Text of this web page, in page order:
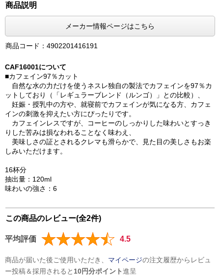
商品説明
メーカー情報ページはこちら
商品コード：4902201416191
CAF16001について
■カフェイン97％カット
自然な水の力だけを使うネスレ独自の製法でカフェインを97％カ
ットしており（「レギュラーブレンド（ルンゴ）」との比較）、
妊娠・授乳中の方や、就寝前でカフェインが気になる方、カフェ
インの刺激を抑えたい方にぴったりです。
カフェインレスですが、コーヒーのしっかりした味わいとすっき
りした苦みは損なわれることなく味わえ、
美味しさの証とされるクレマも滑らかで、見た目の美しさもお楽
しみいただけます。
16杯分
抽出量：120ml
味わいの強さ：6
この商品のレビュー(全2件)
平均評価 4.5
商品が届いた後ご使用いただき、 マイページの注文履歴からレビュ
ー投稿＆採用されると 10円分ポイント進呈